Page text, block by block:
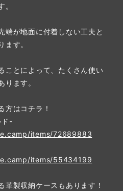
。
端が地面に付着しない工夫と
ます。
ことによって、たくさん使い
ります。
方はコチラ！
ド-
items/72689883
items/55434199
革製収納ケースもあります！